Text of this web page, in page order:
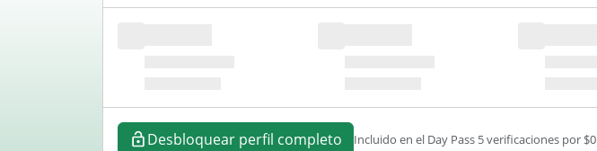
Desbloquear perfil completo Incluido en el Day Pass 5 verificaciones por $0